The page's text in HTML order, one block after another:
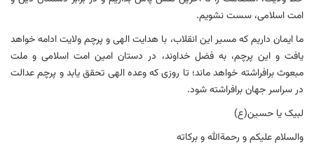
امت اسلامی، سست نشویم.
ما ایمان داریم که مسیر این انقلاب، با هدایت الهی و پرچم ولایت ادامه خواهد
یافت و این پرچم، به فضل خداوند، در دستان امین امت اسلامی و ملت
مبعوث برافراشته خواهد ماند؛ تا روزی که وعده الهی تحقق یابد و پرچم عدالت
در سراسر جهان برافراشته شود.
لبیک یا حسین(ع)
والسلام علیکم و رحمةالله و برکاته